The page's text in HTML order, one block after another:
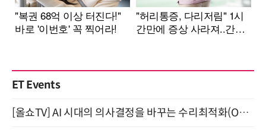
ET Events
[올쇼TV] AI 시대의 의사결정을 바꾸는 수리최적화(Optimization) 소개 (8/20 생방송)